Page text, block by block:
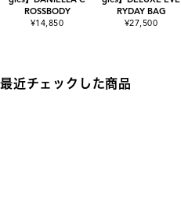
ROSSBODY
¥14,850
RYDAY BAG
¥27,500
最近チェックした商品